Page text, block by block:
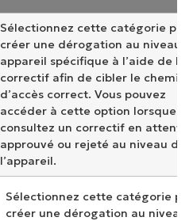
Sélectionnez cette catégorie
créer une dérogation au niveau
appareil spécifique à l’aide de
correctif afin de cibler le chemin
d’accès correct. Vous pouvez
accéder à cette option lorsque
consultez un correctif en attente,
approuvé ou rejeté au niveau de
l’appareil.
Sélectionnez cette catégorie
créer une dérogation au niveau